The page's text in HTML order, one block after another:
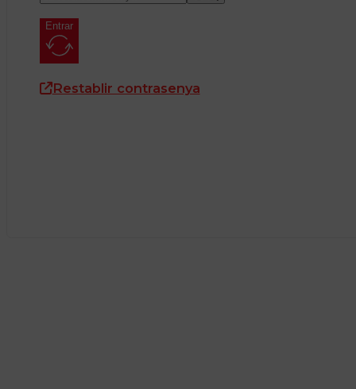
Entrar
Restablir contrasenya